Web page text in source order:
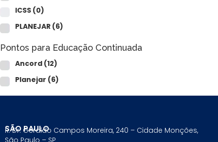
ICSS (0)
PLANEJAR (6)
Pontos para Educação Continuada
Ancord (12)
Planejar (6)
SÃO PAULO
R. Dr. Geraldo Campos Moreira, 240 – Cidade Monções,